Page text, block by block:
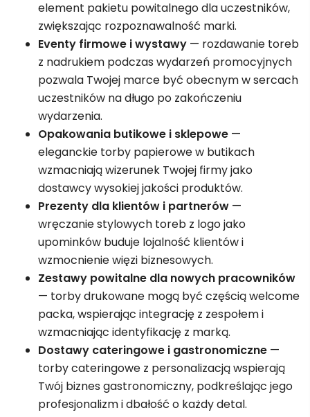
element pakietu powitalnego dla uczestników,
zwiększając rozpoznawalność marki.
Eventy firmowe i wystawy — rozdawanie toreb
z nadrukiem podczas wydarzeń promocyjnych
pozwala Twojej marce być obecnym w sercach
uczestników na długo po zakończeniu
wydarzenia.
Opakowania butikowe i sklepowe —
eleganckie torby papierowe w butikach
wzmacniają wizerunek Twojej firmy jako
dostawcy wysokiej jakości produktów.
Prezenty dla klientów i partnerów —
wręczanie stylowych toreb z logo jako
upominków buduje lojalność klientów i
wzmocnienie więzi biznesowych.
Zestawy powitalne dla nowych pracowników
— torby drukowane mogą być częścią welcome
packa, wspierając integrację z zespołem i
wzmacniając identyfikację z marką.
Dostawy cateringowe i gastronomiczne —
torby cateringowe z personalizacją wspierają
Twój biznes gastronomiczny, podkreślając jego
profesjonalizm i dbałość o każdy detal.